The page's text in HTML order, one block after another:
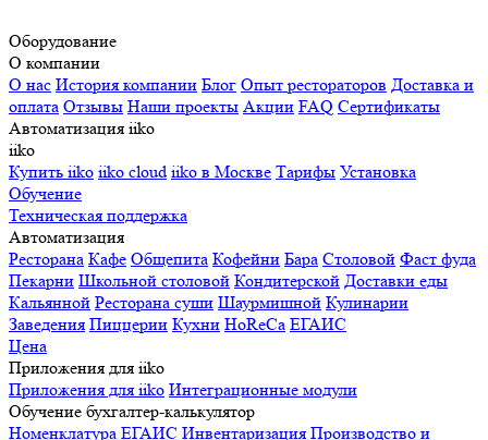
Оборудование
О компании
О нас История компании Блог Опыт рестораторов Доставка и
оплата Отзывы Наши проекты Акции FAQ Сертификаты
Автоматизация iiko
iiko
Купить iiko iiko cloud iiko в Москве Тарифы Установка
Обучение
Техническая поддержка
Автоматизация
Ресторана Кафе Общепита Кофейни Бара Столовой Фаст фуда
Пекарни Школьной столовой Кондитерской Доставки еды
Кальянной Ресторана суши Шаурмишной Кулинарии
Заведения Пиццерии Кухни HoReCa ЕГАИС
Цена
Приложения для iiko
Приложения для iiko Интеграционные модули
Обучение бухгалтер-калькулятор
Номенклатура ЕГАИС Инвентаризация Производство и